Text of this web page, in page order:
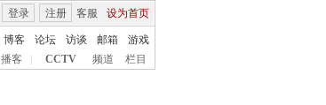
客服 设为首页
登录 注册
博客 论坛 访谈 邮箱
游戏
播客 CCTV 频道 栏目